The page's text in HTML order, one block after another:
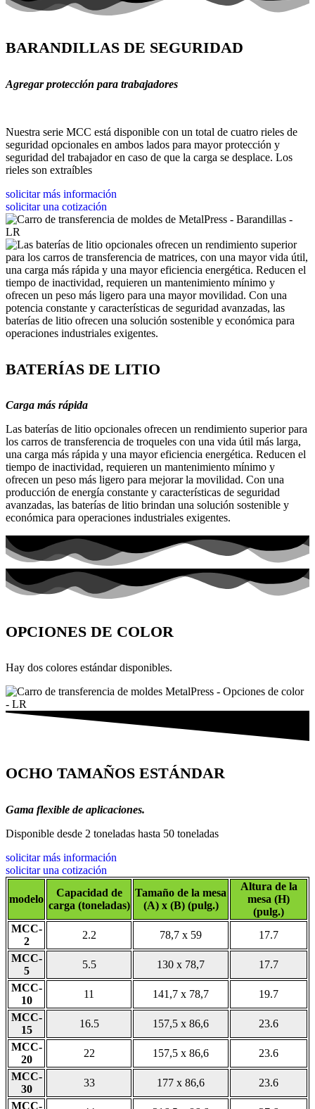
BARANDILLAS DE SEGURIDAD
Agregar protección para trabajadores
Nuestra serie MCC está disponible con un total de cuatro rieles de
seguridad opcionales en ambos lados para mayor protección y
seguridad del trabajador en caso de que la carga se desplace. Los
rieles son extraíbles
solicitar más información
solicitar una cotización
BATERÍAS DE LITIO
Carga más rápida
Las baterías de litio opcionales ofrecen un rendimiento superior para
los carros de transferencia de troqueles con una vida útil más larga,
una carga más rápida y una mayor eficiencia energética. Reducen el
tiempo de inactividad, requieren un mantenimiento mínimo y
ofrecen un peso más ligero para mejorar la movilidad. Con una
producción de energía constante y características de seguridad
avanzadas, las baterías de litio brindan una solución sostenible y
económica para operaciones industriales exigentes.
OPCIONES DE COLOR
Hay dos colores estándar disponibles.
OCHO TAMAÑOS ESTÁNDAR
Gama flexible de aplicaciones.
Disponible desde 2 toneladas hasta 50 toneladas
solicitar más información
solicitar una cotización
modelo
Capacidad de
carga (toneladas)
Tamaño de la mesa
(A) x (B) (pulg.)
Altura de la
mesa (H)
(pulg.)
MCC-
2
2.2 78,7 x 59
17.7
MCC-
5
5.5 130 x 78,7
17.7
MCC-
10
11 141,7 x 78,7
19.7
MCC-
15
16.5 157,5 x 86,6
23.6
MCC-
20
22 157,5 x 86,6
23.6
MCC-
30
33 177 x 86,6
23.6
MCC-